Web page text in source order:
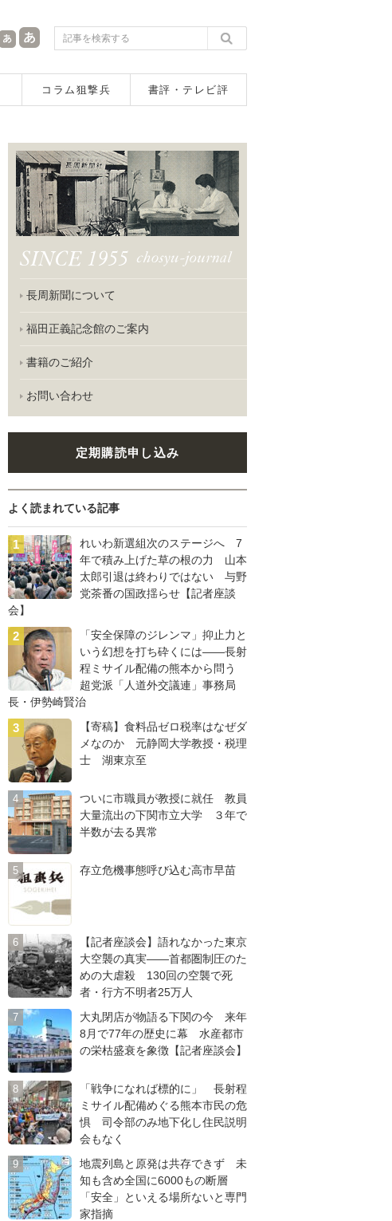
コラム狙撃兵 書評・テレビ評
長周新聞について
福田正義記念館のご案内
書籍のご紹介
お問い合わせ
定期購読申し込み
よく読まれている記事
れいわ新選組次のステージへ 7
年で積み上げた草の根の力 山本
太郎引退は終わりではない 与野
党茶番の国政揺らせ【記者座談
会】
「安全保障のジレンマ」抑止力と
いう幻想を打ち砕くには――長射
程ミサイル配備の熊本から問う
超党派「人道外交議連」事務局
長・伊勢崎賢治
【寄稿】食料品ゼロ税率はなぜダ
メなのか 元静岡大学教授・税理
士 湖東京至
ついに市職員が教授に就任 教員
大量流出の下関市立大学 ３年で
半数が去る異常
存立危機事態呼び込む高市早苗
【記者座談会】語れなかった東京
大空襲の真実――首都圏制圧のた
めの大虐殺 130回の空襲で死
者・行方不明者25万人
大丸閉店が物語る下関の今 来年
8月で77年の歴史に幕 水産都市
の栄枯盛衰を象徴【記者座談会】
「戦争になれば標的に」 長射程
ミサイル配備めぐる熊本市民の危
惧 司令部のみ地下化し住民説明
会もなく
地震列島と原発は共存できず 未
知も含め全国に6000もの断層
「安全」といえる場所ないと専門
家指摘